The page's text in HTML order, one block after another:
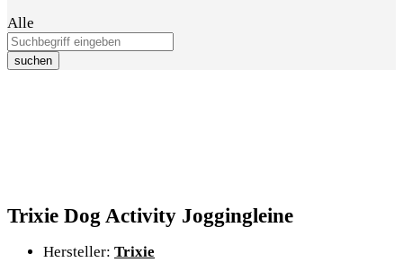
Alle
suchen
Trixie Dog Activity Joggingleine
Hersteller: Trixie